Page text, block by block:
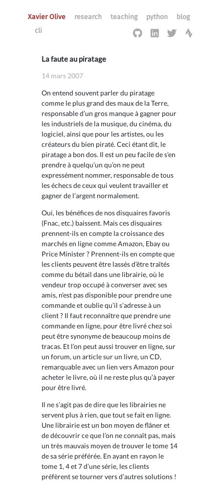
Xavier Olive research teaching python
blog
cli
La faute au piratage
14 mars 2007
On entend souvent parler du piratage
comme le plus grand des maux de la Terre,
responsable d’un gros manque à gagner pour
les industriels de la musique, du cinéma, du
logiciel, ainsi que pour les artistes, ou les
créateurs du bien piraté. Ceci étant dit, le
piratage a bon dos. Il est un peu facile de s’en
prendre à quelqu’un qu’on ne peut
expressément nommer, responsable de tous
les échecs de ceux qui veulent travailler et
gagner de l’argent normalement.
Oui, les bénéfices de nos disquaires favoris
(Fnac, etc.) baissent. Mais ces disquaires
prennent-ils en compte la croissance des
marchés en ligne comme Amazon, Ebay ou
Price Minister ? Prennent-ils en compte que
les clients peuvent être lassés d’être traîtés
comme du bétail dans une librairie, où le
vendeur trop occupé à converser avec ses
amis, n’est pas disponible pour prendre une
commande et oublie qu’il s’adresse à un
client ? Il faut reconnaître que prendre une
commande en ligne, pour être livré chez soi
peut être synonyme de beaucoup moins de
tracas. Et l’on peut aussi trouver en ligne, sur
un forum, un article sur un livre, un CD,
remarquable avec un lien vers Amazon pour
acheter le livre, où il ne reste plus qu’à payer
pour être livré.
Il ne s’agit pas de dire que les librairies ne
servent plus à rien, que tout se fait en ligne.
Une librairie est un bon moyen de flâner et
de découvrir ce que l’on ne connaît pas, mais
un très mauvais moyen de trouver le tome 14
de sa série préférée. En ayant en rayon le
tome 1, 4 et 7 d’une série, les clients
préfèrent se tourner vers d’autres solutions !